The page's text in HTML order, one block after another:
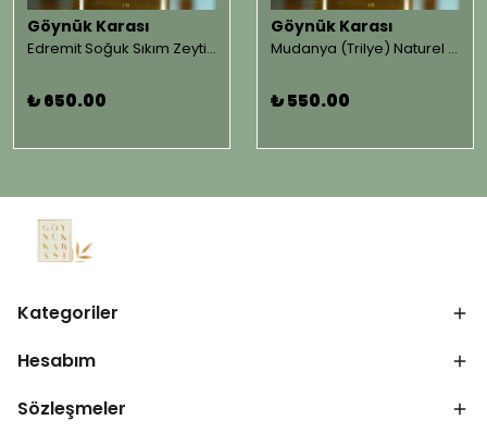
Göynük Karası
Edremit Soğuk Sıkım Zeytinyağları 1 LT.
₺ 650.00
Göynük Karası
Mudanya (Trilye) Naturel Sızma Soğuk Sıkım Zeytinyağı 1 LT.
₺ 550.00
Kategoriler
Hesabım
Sözleşmeler